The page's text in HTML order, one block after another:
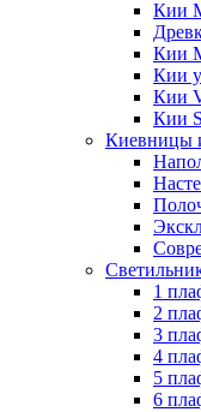
Кии
Кии
Кии
Кии
Кии
Киевницы
1
2
3
4
5
6